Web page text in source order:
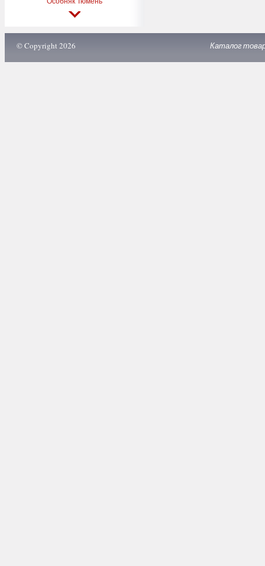
© Copyright 2026 Каталог